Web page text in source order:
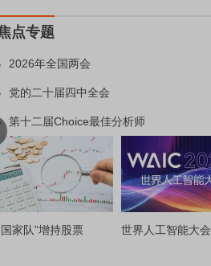
点专题
2026年全国两会
党的二十届四中全会
第十二届Choice最佳分析师
国家队”增持股票 世界人工智能大会